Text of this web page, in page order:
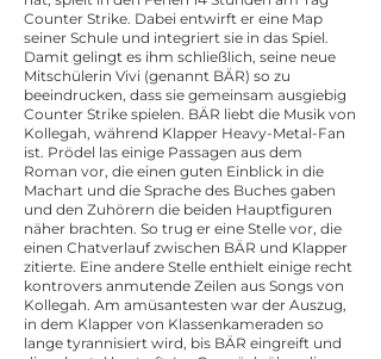
Counter Strike. Dabei entwirft er eine Map
seiner Schule und integriert sie in das Spiel.
Damit gelingt es ihm schließlich, seine neue
Mitschülerin Vivi (genannt BÄR) so zu
beeindrucken, dass sie gemeinsam ausgiebig
Counter Strike spielen. BÄR liebt die Musik von
Kollegah, während Klapper Heavy-Metal-Fan
ist. Prödel las einige Passagen aus dem
Roman vor, die einen guten Einblick in die
Machart und die Sprache des Buches gaben
und den Zuhörern die beiden Hauptfiguren
näher brachten. So trug er eine Stelle vor, die
einen Chatverlauf zwischen BÄR und Klapper
zitierte. Eine andere Stelle enthielt einige recht
kontrovers anmutende Zeilen aus Songs von
Kollegah. Am amüsantesten war der Auszug,
in dem Klapper von Klassenkameraden so
lange tyrannisiert wird, bis BÄR eingreift und